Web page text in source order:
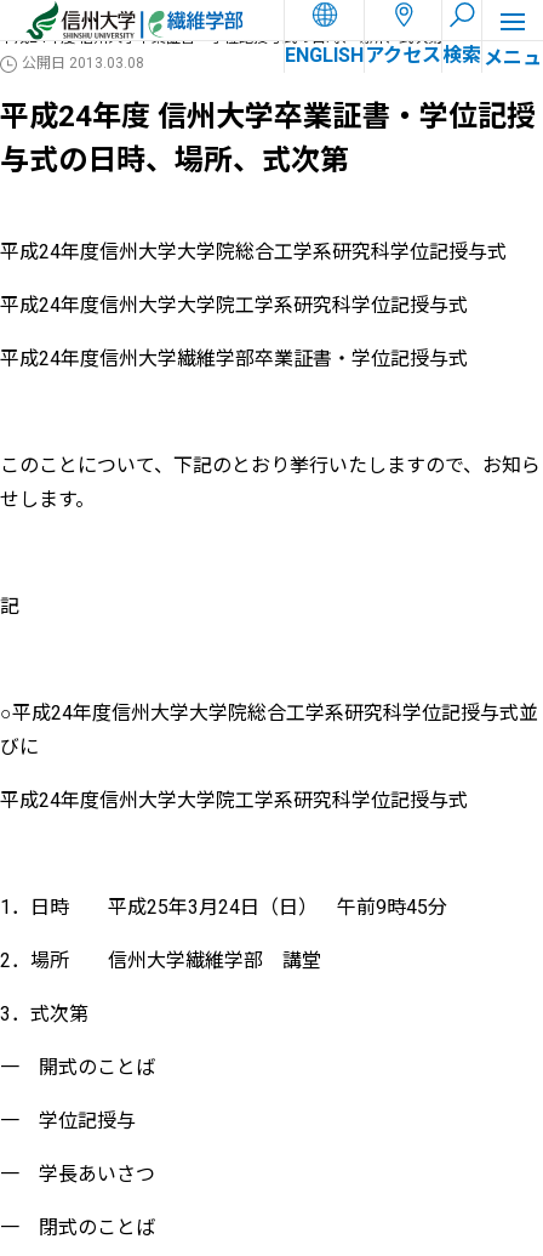
ホーム
お知らせ
平成24年度 信州大学卒業証書・学位記授与式の日時、場所、式次第
公開日 2013.03.08
平成24年度 信州大学卒業証書・学位記授
与式の日時、場所、式次第
平成24年度信州大学大学院総合工学系研究科学位記授与式
平成24年度信州大学大学院工学系研究科学位記授与式
平成24年度信州大学繊維学部卒業証書・学位記授与式
このことについて、下記のとおり挙行いたしますので、お知ら
せします。
記
○平成24年度信州大学大学院総合工学系研究科学位記授与式並
びに
平成24年度信州大学大学院工学系研究科学位記授与式
1．日時 平成25年3月24日（日） 午前9時45分
2．場所 信州大学繊維学部 講堂
3．式次第
一 開式のことば
一 学位記授与
一 学長あいさつ
一 閉式のことば
ENGLISHアクセス検索